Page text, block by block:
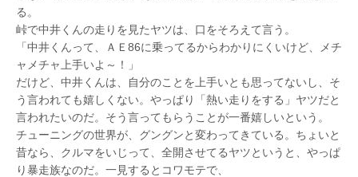
る。
峠で中井くんの走りを見たヤツは、口をそろえて言う。
「中井くんって、ＡＥ86に乗ってるからわかりにくいけど、メチ
ャメチャ上手いよ～！」
だけど、中井くんは、自分のことを上手いとも思ってないし、そ
う言われても嬉しくない。やっぱり「熱い走りをする」ヤツだと
言われたいのだ。そう言ってもらうことが一番嬉しいという。
チューニングの世界が、グングンと変わってきている。ちょいと
昔なら、クルマをいじって、全開させてるヤツというと、やっぱ
り暴走族なのだ。一見するとコワモテで、